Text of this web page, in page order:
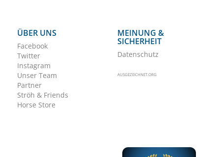
ÜBER UNS
Facebook
Twitter
Instagram
Unser Team
Partner
Ströh & Friends
Horse Store
MEINUNG &
SICHERHEIT
Datenschutz
AUSGEZEICHNET.ORG